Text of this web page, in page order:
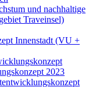
und nachhaltige
Traveinsel)
Innenstadt (VU +
2023